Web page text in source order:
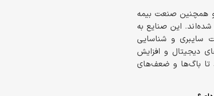
و همچنین صنعت بیمه
این صنایع به
سایبری و شناسایی
دیجیتال و افزایش
تا باگ‌ها و ضعف‌های